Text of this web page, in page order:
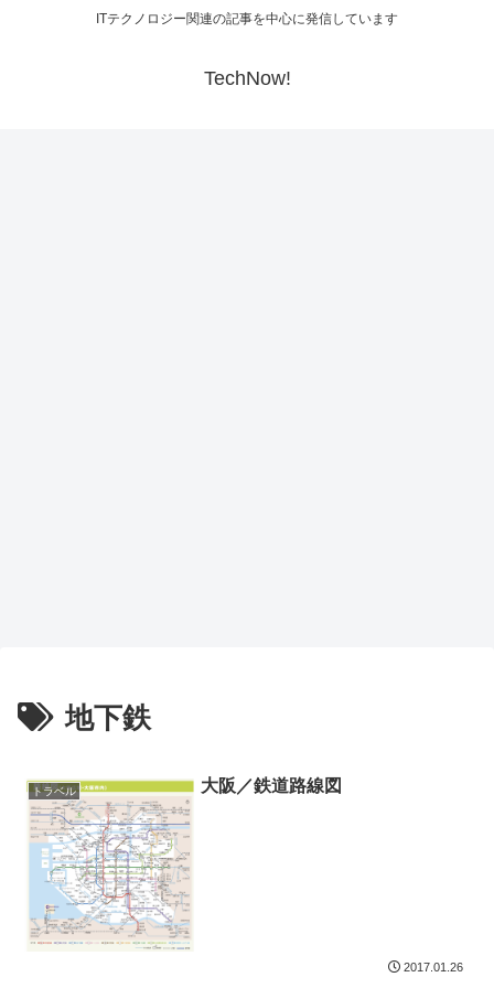
ITテクノロジー関連の記事を中心に発信しています
TechNow!
地下鉄
トラベル 大阪／鉄道路線図
2017.01.26